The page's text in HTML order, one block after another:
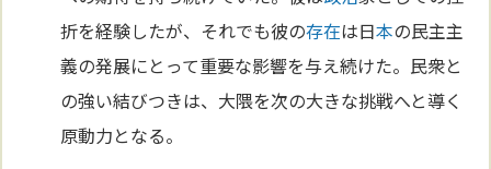
折を経験したが、それでも彼の存在は日本の民主主
義の発展にとって重要な影響を与え続けた。民衆と
の強い結びつきは、大隈を次の大きな挑戦へと導く
原動力となる。